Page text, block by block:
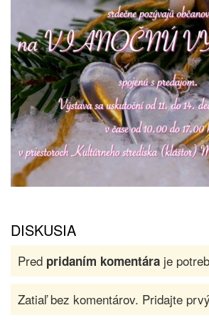
DISKUSIA
Pred pridaním komentára je
Zatiaľ bez komentárov. Pridajte